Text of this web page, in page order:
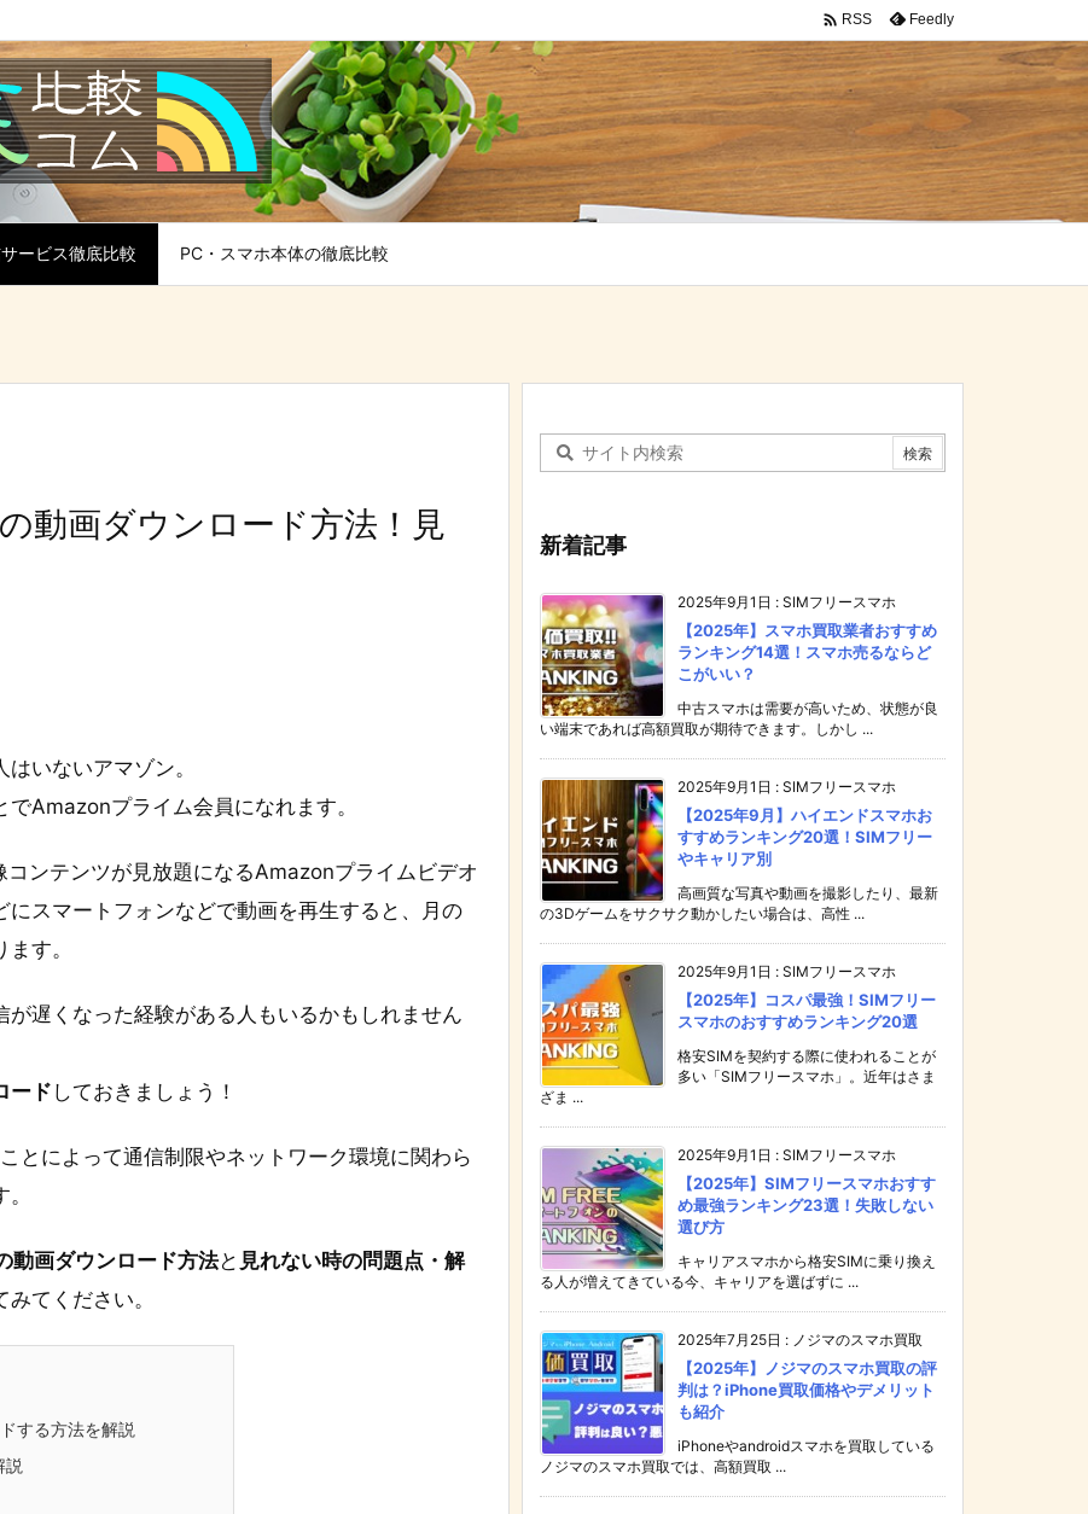
ービス徹底比較 PC・スマホ本体の徹底比較
 RSS Feedly
動画ダウンロード方法！見
いないアマゾン。
Amazonプライム会員になれます。
ンテンツが見放題になるAmazonプライムビデオ
スマートフォンなどで動画を再生すると、月の
す。
遅くなった経験がある人もいるかもしれません
ード しておきましょう！
とによって通信制限やネットワーク環境に関わら
動画ダウンロード方法と 見れない時の問題点・解
てください。
する方法を解説
説
新着記事
2025年9月1日 : SIMフリースマホ
【2025年】スマホ買取業者おすすめ
ランキング14選！スマホ売るならど
こがいい？
中古スマホは需要が高いため、状態が良
い端末であれば高額買取が期待できます。しかし ...
2025年9月1日 : SIMフリースマホ
【2025年9月】ハイエンドスマホお
すすめランキング20選！SIMフリー
やキャリア別
高画質な写真や動画を撮影したり、最新
の3Dゲームをサクサク動かしたい場合は、高性 ...
2025年9月1日 : SIMフリースマホ
【2025年】コスパ最強！SIMフリー
スマホのおすすめランキング20選
格安SIMを契約する際に使われることが
多い「SIMフリースマホ」。近年はさま
ざま ...
2025年9月1日 : SIMフリースマホ
【2025年】SIMフリースマホおすす
め最強ランキング23選！失敗しない
選び方
キャリアスマホから格安SIMに乗り換え
る人が増えてきている今、キャリアを選ばずに ...
2025年7月25日 : ノジマのスマホ買取
【2025年】ノジマのスマホ買取の評
判は？iPhone買取価格やデメリット
も紹介
iPhoneやandroidスマホを買取している
ノジマのスマホ買取では、高額買取 ...